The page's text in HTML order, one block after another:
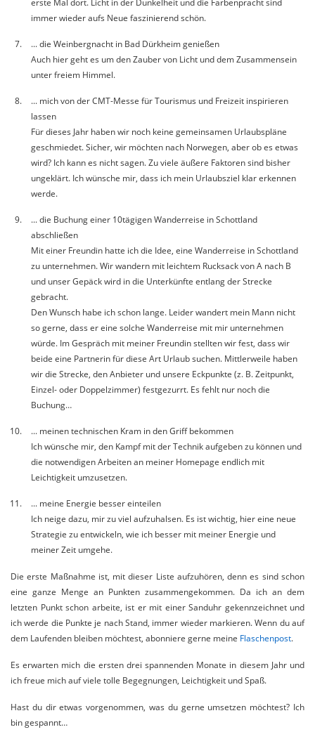
erste Mal dort. Licht in der Dunkelheit und die Farbenpracht sind
immer wieder aufs Neue faszinierend schön.
... die Weinbergnacht in Bad Dürkheim genießen
Auch hier geht es um den Zauber von Licht und dem Zusammensein
unter freiem Himmel.
... mich von der CMT-Messe für Tourismus und Freizeit inspirieren
lassen
Für dieses Jahr haben wir noch keine gemeinsamen Urlaubspläne
geschmiedet. Sicher, wir möchten nach Norwegen, aber ob es etwas
wird? Ich kann es nicht sagen. Zu viele äußere Faktoren sind bisher
ungeklärt. Ich wünsche mir, dass ich mein Urlaubsziel klar erkennen
werde.
... die Buchung einer 10tägigen Wanderreise in Schottland
abschließen
Mit einer Freundin hatte ich die Idee, eine Wanderreise in Schottland
zu unternehmen. Wir wandern mit leichtem Rucksack von A nach B
und unser Gepäck wird in die Unterkünfte entlang der Strecke
gebracht.
Den Wunsch habe ich schon lange. Leider wandert mein Mann nicht
so gerne, dass er eine solche Wanderreise mit mir unternehmen
würde. Im Gespräch mit meiner Freundin stellten wir fest, dass wir
beide eine Partnerin für diese Art Urlaub suchen. Mittlerweile haben
wir die Strecke, den Anbieter und unsere Eckpunkte (z. B. Zeitpunkt,
Einzel- oder Doppelzimmer) festgezurrt. Es fehlt nur noch die
Buchung…
... meinen technischen Kram in den Griff bekommen
Ich wünsche mir, den Kampf mit der Technik aufgeben zu können und
die notwendigen Arbeiten an meiner Homepage endlich mit
Leichtigkeit umzusetzen.
... meine Energie besser einteilen
Ich neige dazu, mir zu viel aufzuhalsen. Es ist wichtig, hier eine neue
Strategie zu entwickeln, wie ich besser mit meiner Energie und
meiner Zeit umgehe.
Die erste Maßnahme ist, mit dieser Liste aufzuhören, denn es sind schon
eine ganze Menge an Punkten zusammengekommen. Da ich an dem
letzten Punkt schon arbeite, ist er mit einer Sanduhr gekennzeichnet und
ich werde die Punkte je nach Stand, immer wieder markieren. Wenn du auf
dem Laufenden bleiben möchtest, abonniere gerne meine Flaschenpost.
Es erwarten mich die ersten drei spannenden Monate in diesem Jahr und
ich freue mich auf viele tolle Begegnungen, Leichtigkeit und Spaß.
Hast du dir etwas vorgenommen, was du gerne umsetzen möchtest? Ich
bin gespannt…